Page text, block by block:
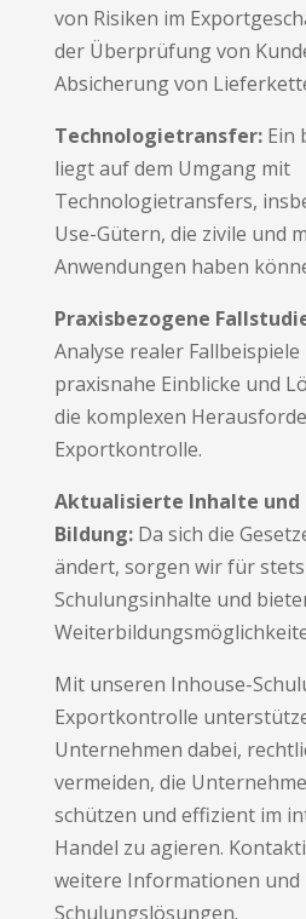
von Risiken im
der Überprüfung von
Absicherung von
Technologietransfer:Ein
liegt auf dem Umgang mit
Technologietransfers,
Use-Gütern, die zivile und
Anwendungen haben
Praxisbezogene
Analyse realer
praxisnahe Einblicke und
die komplexen
Exportkontrolle.
Aktualisierte Inhalte
Bildung:Da sich die
ändert, sorgen wir für
Schulungsinhalte und
Mit unseren Inhouse-
Exportkontrolle
Unternehmen dabei,
vermeiden, die
schützen und effizient im
Handel zu agieren.
weitere Informationen und
Schulungslösungen.